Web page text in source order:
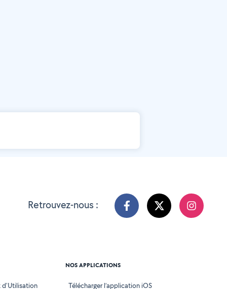
Retrouvez-nous :
d'Utilisation
NOS APPLICATIONS
Télécharger l’application iOS